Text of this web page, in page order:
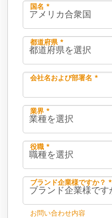
国名 *
都道府県 *
会社名および部署名 *
業界 *
役職 *
ブランド企業様ですか？ *
お問い合わせ内容